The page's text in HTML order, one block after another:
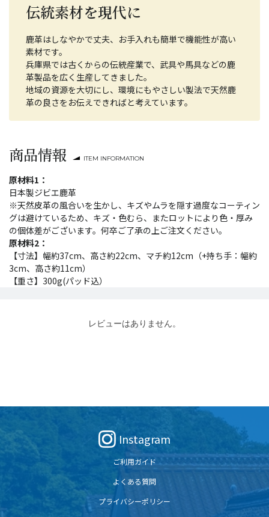
伝統素材を現代に
鹿革はしなやかで丈夫、お手入れも簡単で機能性が高い
素材です。
兵庫県では古くからの伝統産業で、武具や馬具などの鹿
革製品を広く生産してきました。
地域の資源を大切にし、環境にもやさしい製法で天然鹿
革の良さをお伝えできればと考えています。
商品情報 ITEM INFORMATION
原材料1：
日本製ジビエ鹿革
※天然皮革の風合いを生かし、キズやムラを隠す過度なコーティン
グは避けているため、キズ・色むら、またロットにより色・厚み
の個体差がございます。何卒ご了承の上ご注文ください。
原材料2：
【寸法】幅約37cm、高さ約22cm、マチ約12cm（+持ち手：幅約
3cm、高さ約11cm）
【重さ】300g(パッド込）
レビューはありません。
Instagram
ご利用ガイド
よくある質問
プライバシーポリシー